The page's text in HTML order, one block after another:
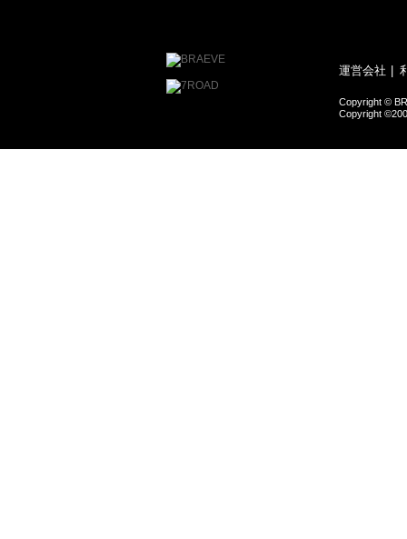
運営会社
Copyright ©
Copyright